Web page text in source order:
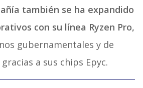
también se ha expandido
con su línea Ryzen Pro,
gubernamentales y de
a sus chips Epyc.